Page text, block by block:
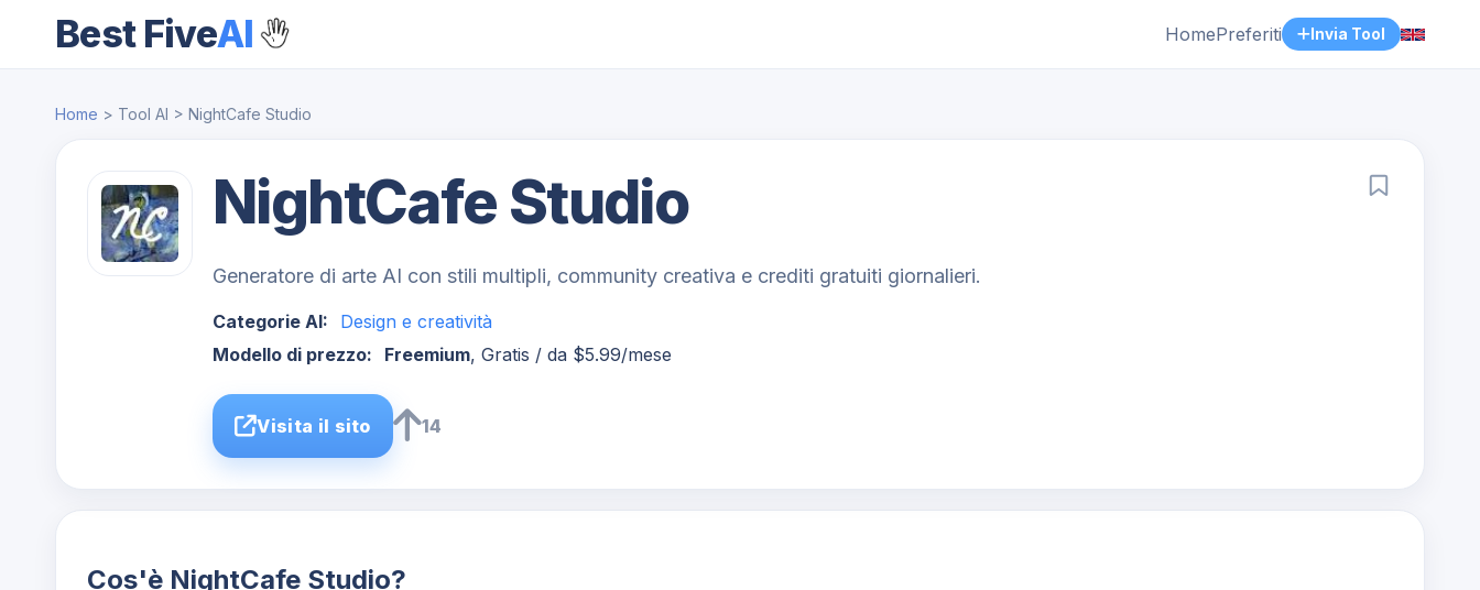
Best FiveAI HomePreferiti Invia Tool
Home > Tool AI > NightCafe Studio
NightCafe Studio
Generatore di arte AI con stili multipli, community creativa e crediti gratuiti giornalieri.
Categorie AI:
Design e creatività
Modello di prezzo:
Freemium, Gratis / da $5.99/mese
Visita il sito 14
Cos'è NightCafe Studio?